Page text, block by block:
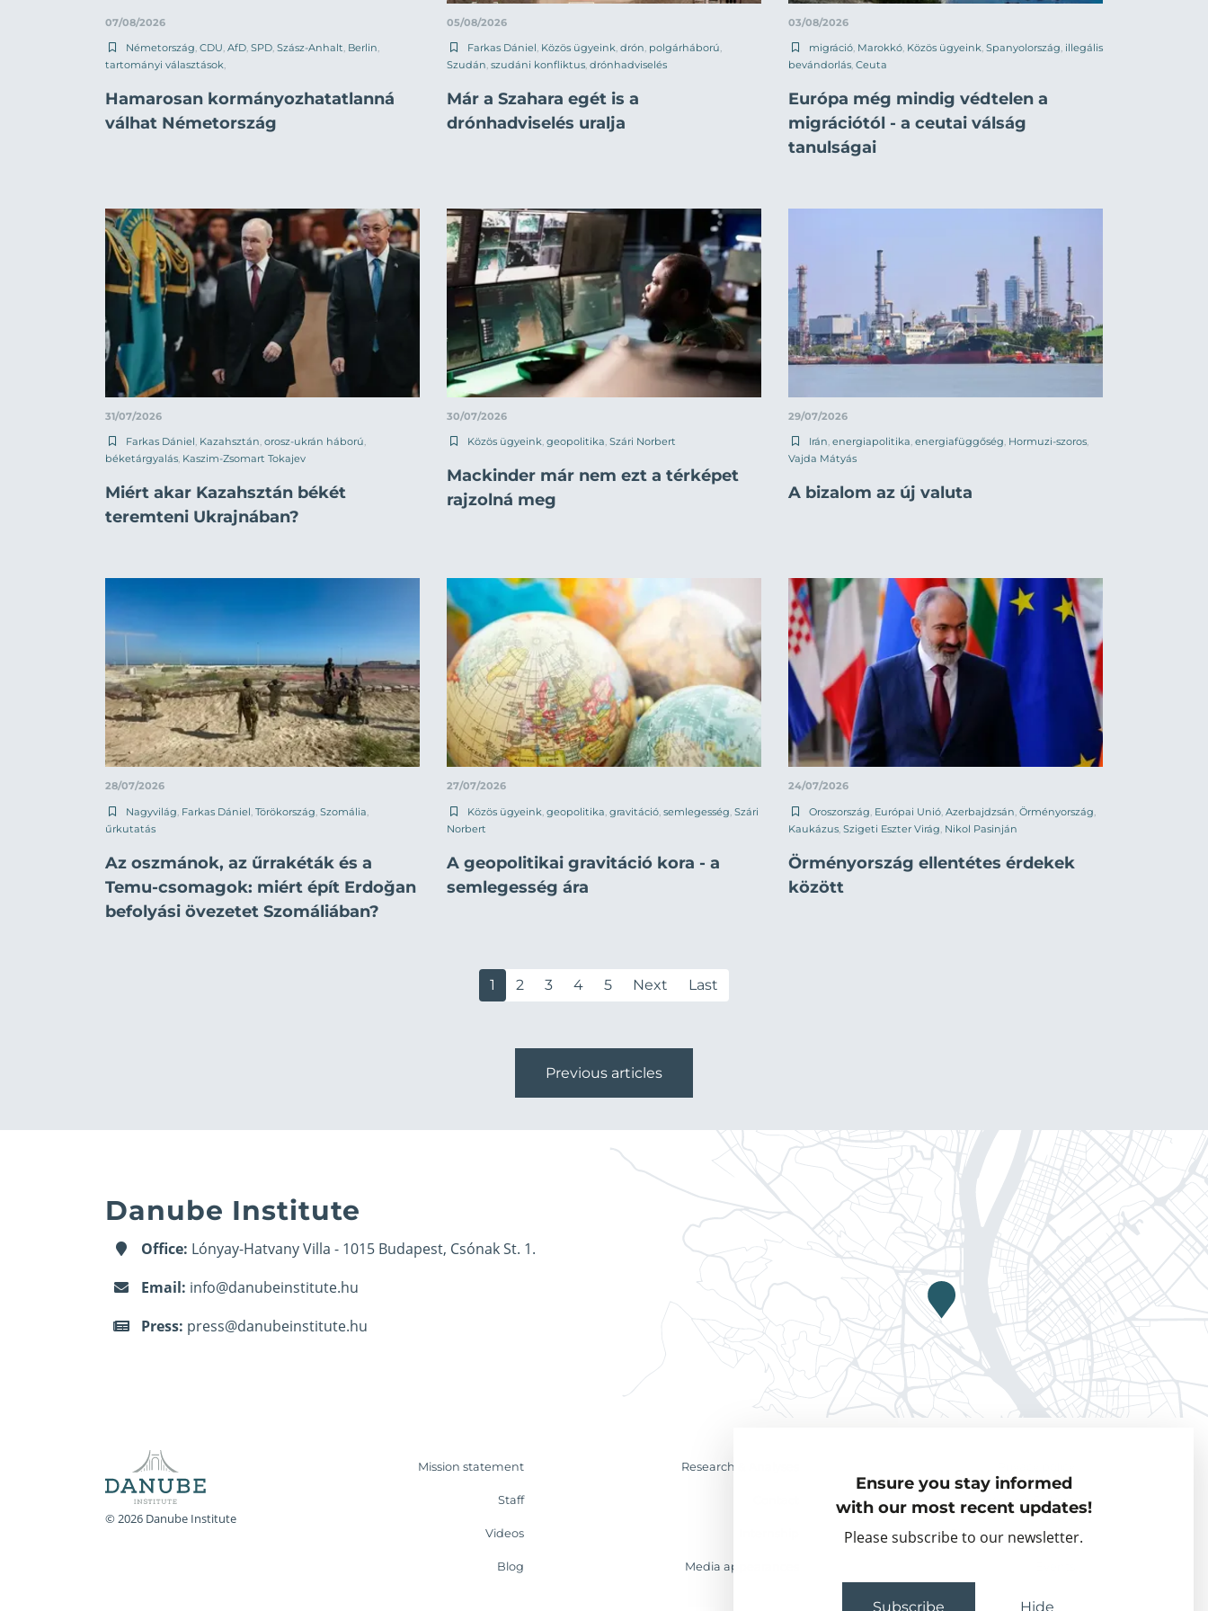
Ensure you stay informed
with our most recent updates!
Please subscribe to our newsletter.
Subscribe Hide
07/08/2026
Németország CDU AfD SPD Szász-Anhalt Berlin
tartományi választások
Hamarosan kormányozhatatlanná
válhat Németország
05/08/2026
Farkas Dániel Közös ügyeink drón polgárháború
Szudán szudáni konfliktus drónhadviselés
Már a Szahara egét is a
drónhadviselés uralja
03/08/2026
migráció Marokkó Közös ügyeink Spanyolország illegális
bevándorlás Ceuta
Európa még mindig védtelen a
migrációtól - a ceutai válság
tanulságai
31/07/2026
Farkas Dániel, Kazahsztán, orosz-ukrán háború,
béketárgyalás, Kaszim-Zsomart Tokajev
Miért akar Kazahsztán békét
teremteni Ukrajnában?
30/07/2026
Közös ügyeink, geopolitika, Szári Norbert
Mackinder már nem ezt a térképet
rajzolná meg
29/07/2026
Irán, energiapolitika, energiafüggőség, Hormuzi-szoros,
Vajda Mátyás
A bizalom az új valuta
28/07/2026
Nagyvilág Farkas Dániel Törökország Szomália
űrkutatás
Az oszmánok, az űrrakéták és a
Temu-csomagok: miért épít Erdoğan
befolyási övezetet Szomáliában?
27/07/2026
Közös ügyeink geopolitika gravitáció semlegesség Szári
Norbert
A geopolitikai gravitáció kora - a
semlegesség ára
24/07/2026
Oroszország Európai Unió Azerbajdzsán Örményország
Kaukázus Szigeti Eszter Virág Nikol Pasinján
Örményország ellentétes érdekek
között
1 2 3 4 5 Next Last
Previous articles
Danube Institute
Office: Lónyay-Hatvany Villa - 1015 Budapest, Csónak St. 1.
Email: info@danubeinstitute.hu
Press: press@danubeinstitute.hu
© 2026 Danube Institute
Mission statement Research & Analyses
Staff Visiting Fellows
Videos Partner organisations
Blog Media appearances